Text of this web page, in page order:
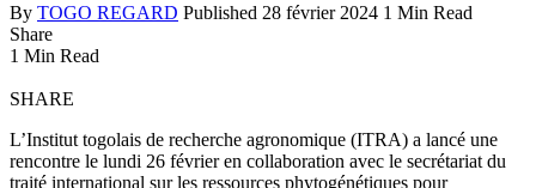
By TOGO REGARD Published 28 février 2024 1 Min Read
Share
1 Min Read
SHARE
L’Institut togolais de recherche agronomique (ITRA) a lancé une
rencontre le lundi 26 février en collaboration avec le secrétariat du
traité international sur les ressources phytogénétiques pour